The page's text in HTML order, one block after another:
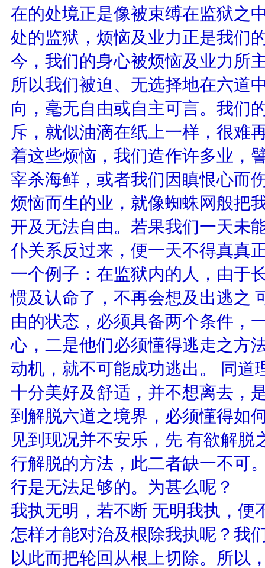
在的处境正是像被束缚在监狱之
处的监狱，烦恼及业力正是我们
今，我们的身心被烦恼及业力所
所以我们被迫、无选择地在六道
向，毫无自由或自主可言。我们
斥，就似油滴在纸上一样，很难
着这些烦恼，我们造作许多业，
宰杀海鲜，或者我们因瞋恨心而
烦恼而生的业，就像蜘蛛网般把
开及无法自由。若果我们一天未
仆关系反过来，便一天不得真真
一个例子：在监狱内的人，由于
惯及认命了，不再会想及出逃之
由的状态，必须具备两个条件，
心，二是他们必须懂得逃走之方
动机，就不可能成功逃出。 同道
十分美好及舒适，并不想离去，
到解脱六道之境界，必须懂得如
见到现况并不安乐，先 有欲解脱
行解脱的方法，此二者缺一不可
行是无法足够的。为甚么呢？
我执无明，若不断 无明我执，便
怎样才能对治及根除我执呢？我
以此而把轮回从根上切除。所以